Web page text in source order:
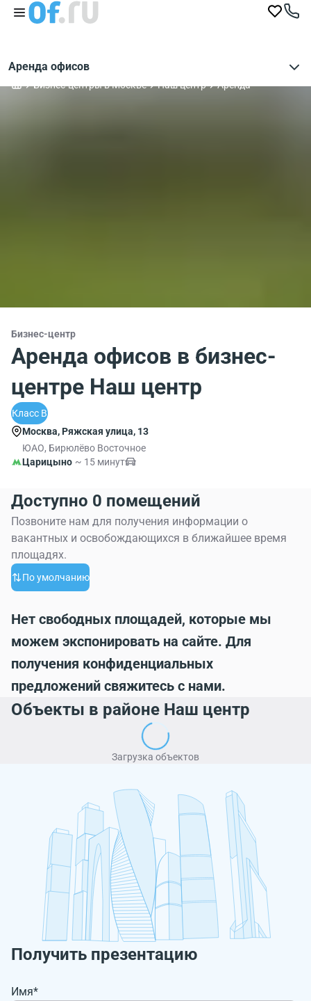
Аренда офисов
Бизнес-центры в Москве Наш центр Аренда
Бизнес-центр
Аренда офисов в бизнес-
центре Наш центр
Класс B
Москва, Ряжская улица, 13
ЮАО, Бирюлёво Восточное
Царицыно ~ 15 минут
Доступно 0 помещений
Позвоните нам для получения информации о
вакантных и освобождающихся в ближайшее время
площадях.
По умолчанию
Нет свободных площадей, которые мы
можем экспонировать на сайте. Для
получения конфиденциальных
предложений свяжитесь с нами.
Объекты в районе Наш центр
Загрузка объектов
Получить презентацию
Имя*